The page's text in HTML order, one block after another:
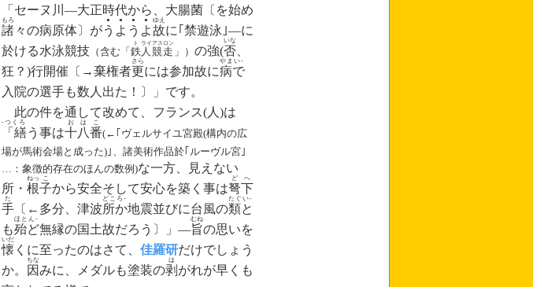
「セーヌ川 ―大正時代から、大腸菌〔を始め
諸
もろ
々の病原体〕がう
●
よ
●
う
●
よ
●
故
ゆえ
に｢禁遊泳｣―に
於ける水泳競技（含む「 鉄
ト
人
ライ
競
アス
走
ロン
」） の強(否
いな
、
狂？)行開催〔→棄権者更
さら
には参加故に病で
やまい‐
入院の選手も数人出た！〕」です。
此の件を通して改めて
フランス(人)は
「繕
‐つくろ
う事は十
お
八
は
番
こ
(←｢ヴェルサイユ宮殿(構内の広
場が馬術会場と 成った)｣、諸美術作品於｢ルーヴル宮｣
… ： 象徴的存在のほんの数例)な一方、見えない
所・ 根
ねっ
子
こ
から安全そして安心を築く事は弩
ど
下
へ
手
た
〔←多分、津波所か
どころ‐
地震並びに台風の類と
たぐい‐
も殆ど
ほとん‐
無縁の国土故だろう〕」 ―旨
むね
の思いを
懐
いだ
くに至ったのはさて 佳羅研だけでしょう
か。
因
ちな
みに、メダルも塗装の剥
は
がれが早くも